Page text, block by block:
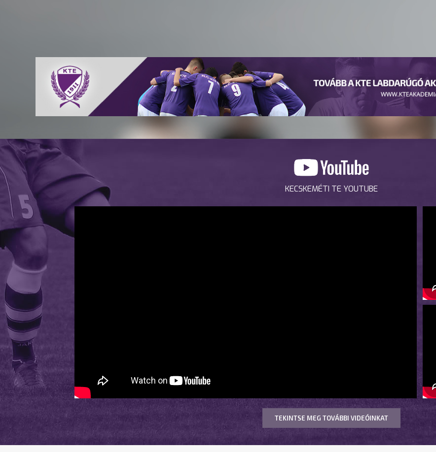
KECSKEMÉTI TE YOUTUBE
TEKINTSE MEG TOVÁBBI VIDEÓINKAT